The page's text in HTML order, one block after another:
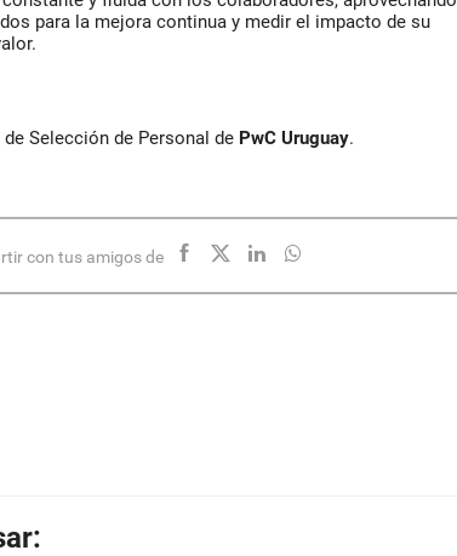
para la mejora continua y medir el impacto de su
de Selección de Personal de PwC Uruguay.
con tus amigos de